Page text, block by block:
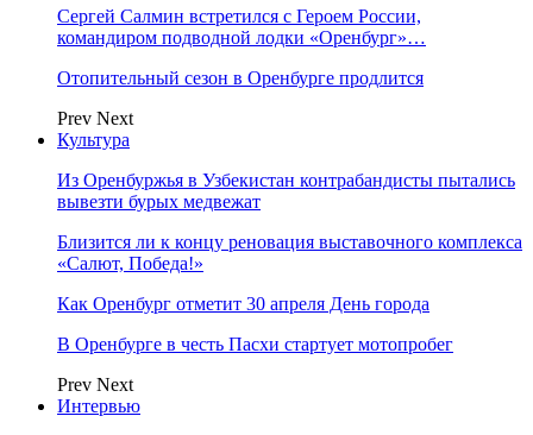
Сергей Салмин встретился с Героем России,
командиром подводной лодки «Оренбург»…
Отопительный сезон в Оренбурге продлится
Prev Next
Культура
Из Оренбуржья в Узбекистан контрабандисты пытались
вывезти бурых медвежат
Близится ли к концу реновация выставочного комплекса
«Салют, Победа!»
Как Оренбург отметит 30 апреля День города
В Оренбурге в честь Пасхи стартует мотопробег
Prev Next
Интервью